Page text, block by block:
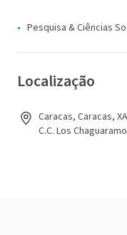
Pesquisa & Ciências
Localização
Caracas, Caracas,
C.C. Los